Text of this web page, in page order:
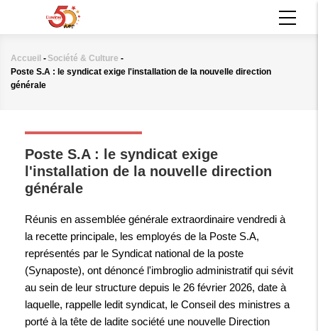
principal
Fil
d'Ariane
Accueil - Société & Culture -
Poste S.A : le syndicat exige l'installation de la nouvelle direction
générale
Poste S.A : le syndicat exige
l'installation de la nouvelle direction
générale
Réunis en assemblée générale extraordinaire vendredi à
la recette principale, les employés de la Poste S.A,
représentés par le Syndicat national de la poste
(Synaposte), ont dénoncé l'imbroglio administratif qui sévit
au sein de leur structure depuis le 26 février 2026, date à
laquelle, rappelle ledit syndicat, le Conseil des ministres a
porté à la tête de ladite société une nouvelle Direction